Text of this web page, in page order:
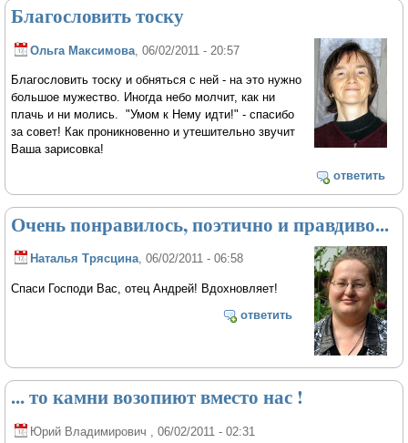
Благословить тоску
Ольга Максимова , 06/02/2011 - 20:57
Благословить тоску и обняться с ней - на это нужно
большое мужество. Иногда небо молчит, как ни
плачь и ни молись. "Умом к Нему идти!" - спасибо
за совет! Как проникновенно и утешительно звучит
Ваша зарисовка!
ответить
Очень понравилось, поэтично и правдиво...
Наталья Трясцина, 06/02/2011 - 06:58
Спаси Господи Вас, отец Андрей! Вдохновляет!
ответить
... то камни возопиют вместо нас !
Юрий Владимирович , 06/02/2011 - 02:31